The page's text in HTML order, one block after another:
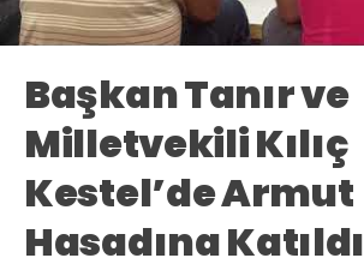
Başkan Tanır ve
Milletvekili Kılıç
Kestel’de Armut
Hasadına Katıldı